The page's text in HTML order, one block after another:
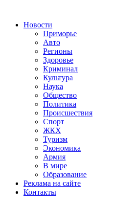
Новости
Приморье
Авто
Регионы
Здоровье
Криминал
Культура
Наука
Общество
Политика
Происшествия
Спорт
ЖКХ
Туризм
Экономика
Армия
В мире
Образование
Реклама на сайте
Контакты